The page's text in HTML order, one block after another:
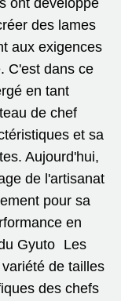
des lames
aux exigences
C'est dans ce
en tant
de chef
et sa
Aujourd'hui,
de l'artisanat
pour sa
en
Gyuto Les
de tailles
des chefs